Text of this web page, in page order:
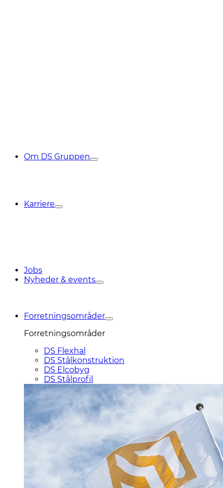
Om DS Gruppen
Karriere
Jobs
Nyheder & events
Forretningsområder
Forretningsområder
DS Flexhal
DS Stålkonstruktion
DS Elcobyg
DS Stålprofil